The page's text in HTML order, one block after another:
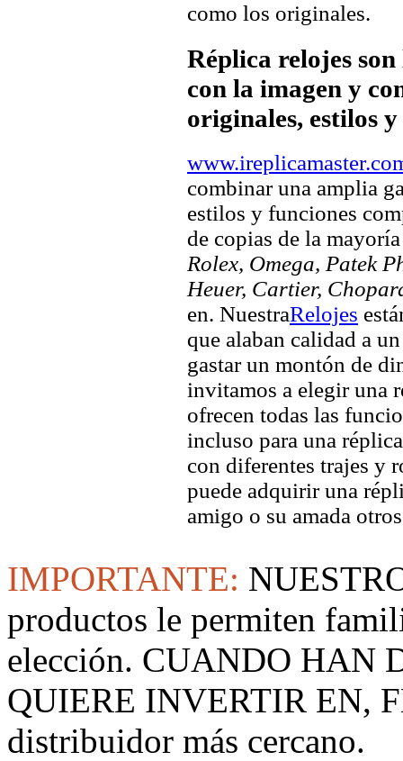
como los originales.
Réplica relojes
con la imagen y
originales, estilos
combinar una amplia
estilos y funciones
de copias de la
Rolex, Omega, Patek
Heuer, Cartier,
en. NuestraRelojes
que alaban calidad a
gastar un montón de
invitamos a elegir una
ofrecen todas las
incluso para una
con diferentes trajes y
puede adquirir una
amigo o su amada
IMPORTANTE:
productos le permiten
elección. CUANDO HAN
QUIERE INVERTIR EN,
distribuidor más cercano.